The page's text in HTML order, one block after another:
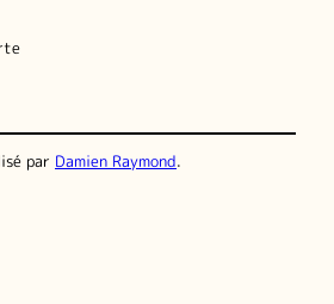
par Damien Raymond.